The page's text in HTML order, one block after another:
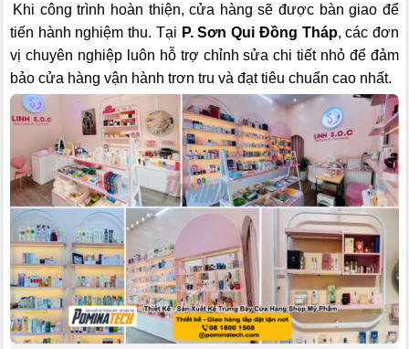
Khi công trình hoàn thiện, cửa hàng sẽ được bàn giao để
tiến hành nghiệm thu. Tại P. Sơn Qui Đồng Tháp, các đơn
vị chuyên nghiệp luôn hỗ trợ chỉnh sửa chi tiết nhỏ để đảm
bảo cửa hàng vận hành trơn tru và đạt tiêu chuẩn cao nhất.